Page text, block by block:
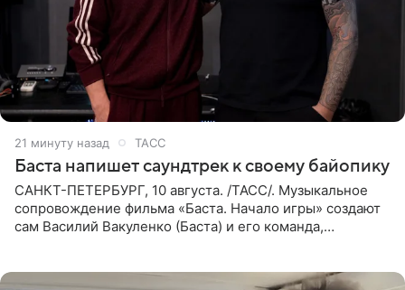
21 минуту назад ТАСС
Баста напишет саундтрек к своему байопику
САНКТ-ПЕТЕРБУРГ, 10 августа. /ТАСС/. Музыкальное
сопровождение фильма «Баста. Начало игры» создают
сам Василий Вакуленко (Баста) и его команда,